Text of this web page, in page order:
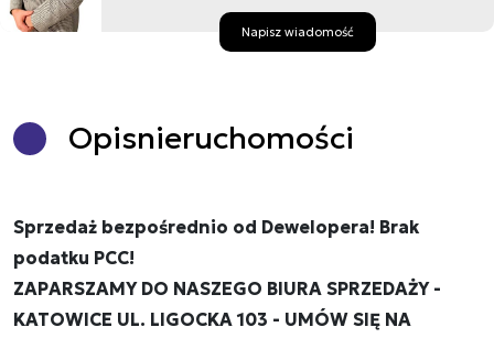
Napisz wiadomość
Opisnieruchomości
Sprzedaż bezpośrednio od Dewelopera! Brak
podatku PCC!
ZAPARSZAMY DO NASZEGO BIURA SPRZEDAŻY -
KATOWICE UL. LIGOCKA 103 - UMÓW SIĘ NA